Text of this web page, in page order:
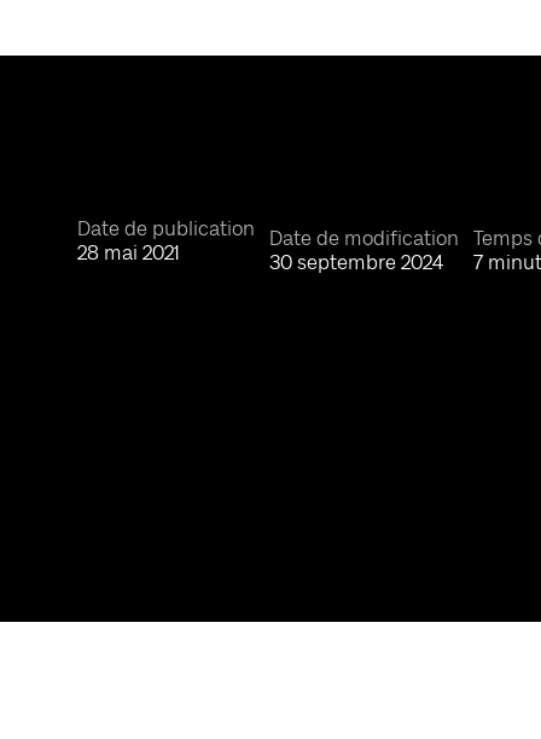
Date de publication
28 mai 2021
Date de modification
30 septembre 2024
7